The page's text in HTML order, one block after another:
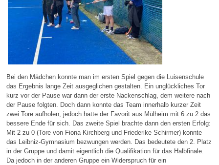
Bei den Mädchen konnte man im ersten Spiel gegen die Luisenschule
das Ergebnis lange Zeit ausgeglichen gestalten. Ein unglückliches Tor
kurz vor der Pause war dann der erste Nackenschlag, dem weitere nach
der Pause folgten. Doch dann konnte das Team innerhalb kurzer Zeit
zwei Tore aufholen, jedoch hatte der Favorit aus Mülheim mit 6 zu 2 das
bessere Ende für sich. Das zweite Spiel brachte dann den ersten Erfolg:
Mit 2 zu 0 (Tore von Fiona Kirchberg und Friederike Schirmer) konnte
das Leibniz-Gymnasium bezwungen werden. Das bedeutete den 2. Platz
in der Gruppe und damit eigentlich die Qualifikation für das Halbfinale.
Da jedoch in der anderen Gruppe ein Widerspruch für ein